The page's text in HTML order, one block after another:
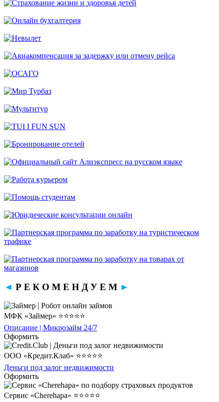
◄ Р Е К О М Е Н Д У Е М ►
МФК «Займер» ⭐⭐⭐⭐⭐
Описание | Микрозайм 24/7
Оформить
ООО «Кредит.Клаб» ⭐⭐⭐⭐⭐
Деньги под залог недвижимости
Оформить
Сервис «Cherehapa» ⭐⭐⭐⭐⭐